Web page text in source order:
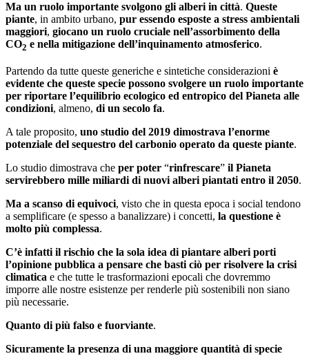
Ma un ruolo importante svolgono gli alberi in città. Queste
piante, in ambito urbano, pur essendo esposte a stress ambientali
maggiori, giocano un ruolo cruciale nell’assorbimento della
CO2 e nella mitigazione dell’inquinamento atmosferico.
Partendo da tutte queste generiche e sintetiche considerazioni è
evidente che queste specie possono svolgere un ruolo importante
per riportare l’equilibrio ecologico ed entropico del Pianeta alle
condizioni, almeno, di un secolo fa.
A tale proposito, uno studio del 2019 dimostrava l’enorme
potenziale del sequestro del carbonio operato da queste piante.
Lo studio dimostrava che per poter “rinfrescare” il Pianeta
servirebbero mille miliardi di nuovi alberi piantati entro il 2050.
Ma a scanso di equivoci, visto che in questa epoca i social tendono
a semplificare (e spesso a banalizzare) i concetti, la questione è
molto più complessa.
C’è infatti il rischio che la sola idea di piantare alberi porti
l’opinione pubblica a pensare che basti ciò per risolvere la crisi
climatica e che tutte le trasformazioni epocali che dovremmo
imporre alle nostre esistenze per renderle più sostenibili non siano
più necessarie.
Quanto di più falso e fuorviante.
Sicuramente la presenza di una maggiore quantità di specie